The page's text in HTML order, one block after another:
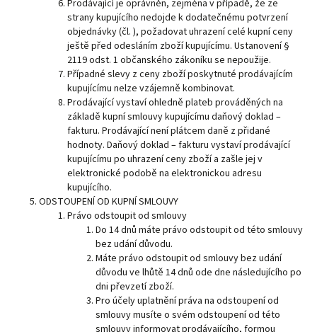
Prodávající je oprávněn, zejména v případě, že ze
strany kupujícího nedojde k dodatečnému potvrzení
objednávky (čl. ), požadovat uhrazení celé kupní ceny
ještě před odesláním zboží kupujícímu. Ustanovení §
2119 odst. 1 občanského zákoníku se nepoužije.
Případné slevy z ceny zboží poskytnuté prodávajícím
kupujícímu nelze vzájemně kombinovat.
Prodávající vystaví ohledně plateb prováděných na
základě kupní smlouvy kupujícímu daňový doklad –
fakturu. Prodávající není plátcem daně z přidané
hodnoty. Daňový doklad – fakturu vystaví prodávající
kupujícímu po uhrazení ceny zboží a zašle jej v
elektronické podobě na elektronickou adresu
kupujícího.
ODSTOUPENÍ OD KUPNÍ SMLOUVY
Právo odstoupit od smlouvy
Do 14 dnů máte právo odstoupit od této smlouvy
bez udání důvodu.
Máte právo odstoupit od smlouvy bez udání
důvodu ve lhůtě 14 dnů ode dne následujícího po
dni převzetí zboží.
Pro účely uplatnění práva na odstoupení od
smlouvy musíte o svém odstoupení od této
smlouvy informovat prodávajícího, formou